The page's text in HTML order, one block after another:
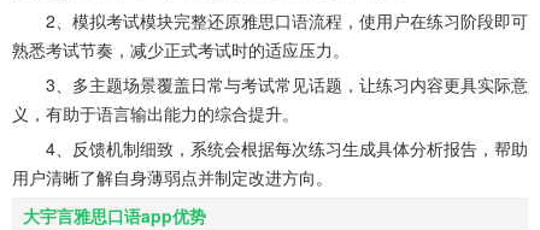
2、模拟考试模块完整还原雅思口语流程，使用户在练习阶段即可
熟悉考试节奏，减少正式考试时的适应压力。
3、多主题场景覆盖日常与考试常见话题，让练习内容更具实际意
义，有助于语言输出能力的综合提升。
4、反馈机制细致，系统会根据每次练习生成具体分析报告，帮助
用户清晰了解自身薄弱点并制定改进方向。
大宇言雅思口语app优势